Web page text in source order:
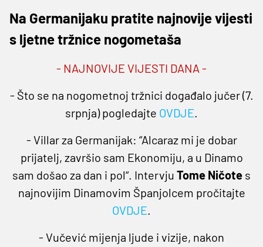
Na Germanijaku pratite najnovije vijesti
s ljetne tržnice nogometaša
- NAJNOVIJE VIJESTI DANA -
- Što se na nogometnoj tržnici događalo jučer (7.
srpnja) pogledajte OVDJE.
- Villar za Germanijak: “Alcaraz mi je dobar
prijatelj, završio sam Ekonomiju, a u Dinamo
sam došao za dan i pol“. Intervju Tome Ničote s
najnovijim Dinamovim Španjolcem pročitajte
OVDJE.
- Vučević mijenja ljude i vizije, nakon